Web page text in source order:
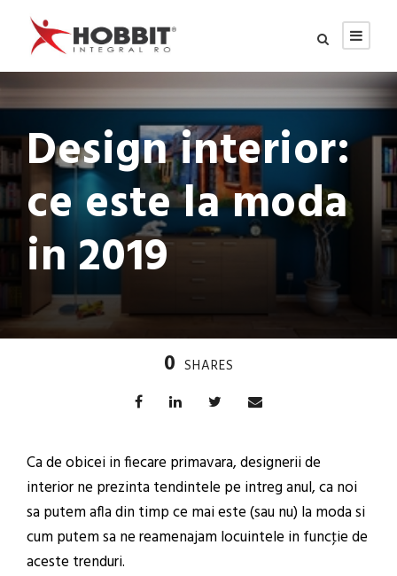
Design interior:
ce este la moda
in 2019
0 SHARES
Ca de obicei in fiecare primavara, designerii de
interior ne prezinta tendintele pe intreg anul, ca noi
sa putem afla din timp ce mai este (sau nu) la moda si
cum putem sa ne reamenajam locuintele in funcţie de
aceste trenduri.